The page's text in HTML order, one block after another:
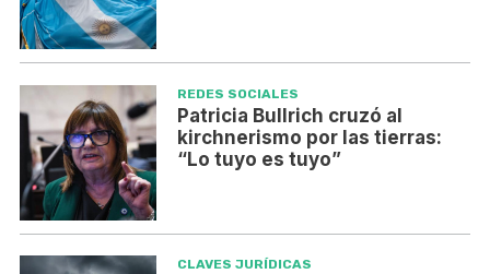
REDES SOCIALES
Patricia Bullrich cruzó al
kirchnerismo por las tierras:
“Lo tuyo es tuyo”
CLAVES JURÍDICAS